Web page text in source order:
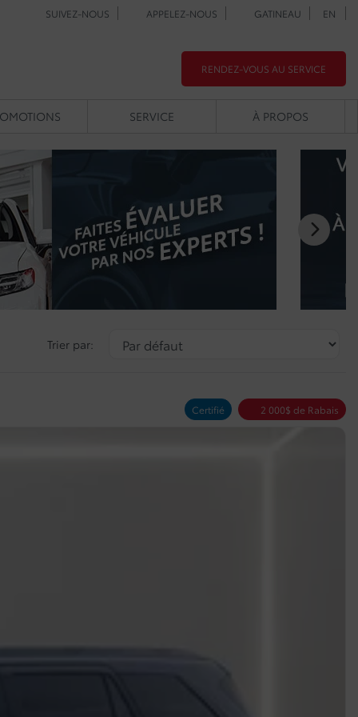
SUIVEZ-NOUS APPELEZ-NOUS GATINEAU EN
RENDEZ-VOUS AU SERVICE
SERVICE À PROPOS
Trier par:
Certifié 2 000$ de Rabais